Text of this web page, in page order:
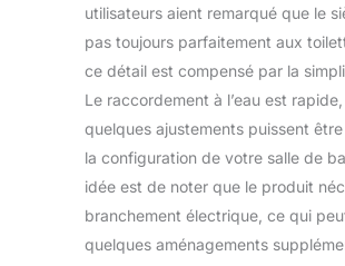
n'est
n'est pas
fermer le
des
Sécurité
d'une
utilisateurs aient remarqué que le
pas toujours parfaitement aux
ce détail est compensé par la
Le raccordement à l’eau est
quelques ajustements puissent
la configuration de votre salle de
idée est de noter que le produit
branchement électrique, ce qui
quelques aménagements